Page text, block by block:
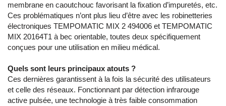
membrane en caoutchouc favorisant la fixation d’impuretés, etc.
Ces problématiques n’ont plus lieu d’être avec les robinetteries
électroniques TEMPOMATIC MIX 2 494006 et TEMPOMATIC
MIX 20164T1 à bec orientable, toutes deux spécifiquement
conçues pour une utilisation en milieu médical.
Quels sont leurs principaux atouts ?
Ces dernières garantissent à la fois la sécurité des utilisateurs
et celle des réseaux. Fonctionnant par détection infrarouge
active pulsée, une technologie à très faible consommation